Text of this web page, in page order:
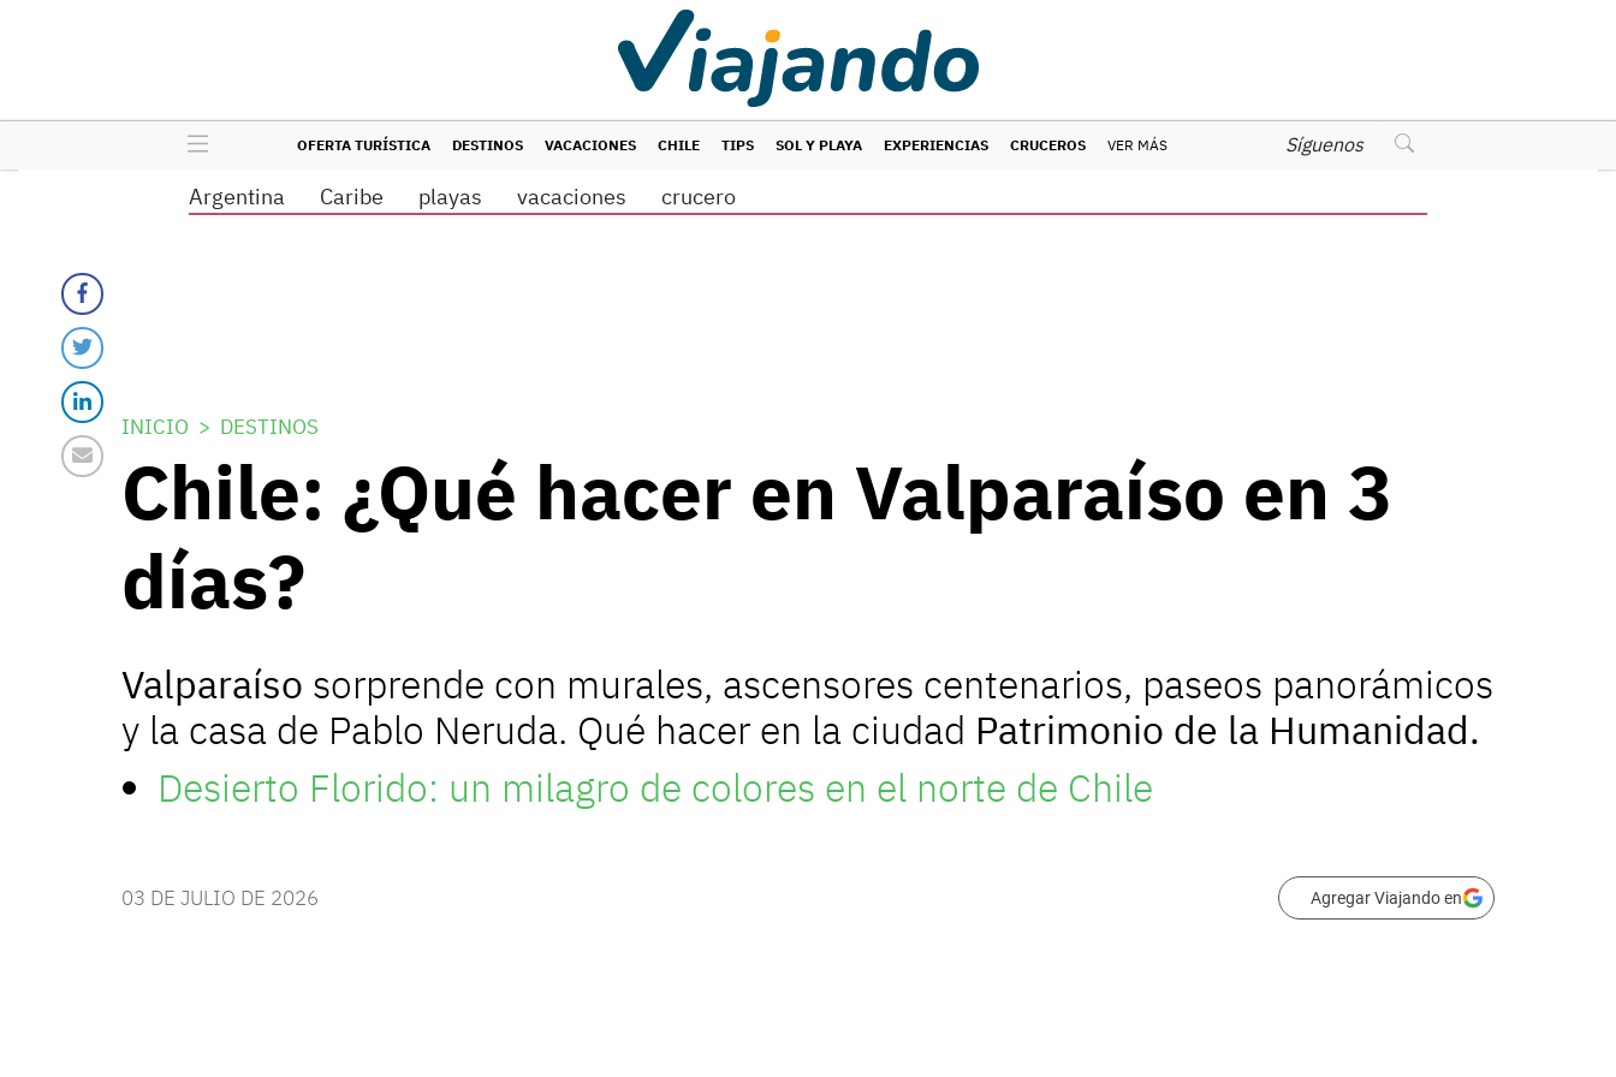
OFERTA TURÍSTICA DESTINOS VACACIONES CHILE TIPS SOL Y PLAYA EXPERIENCIAS CRUCEROS VER MÁS Síguenos
Argentina Caribe playas vacaciones crucero
INICIO DESTINOS
Chile: ¿Qué hacer en Valparaíso en 3
días?
Valparaíso sorprende con murales, ascensores centenarios, paseos panorámicos
y la casa de Pablo Neruda. Qué hacer en la ciudad Patrimonio de la Humanidad.
Desierto Florido: un milagro de colores en el norte de Chile
03 DE JULIO DE 2026 Agregar Viajando en